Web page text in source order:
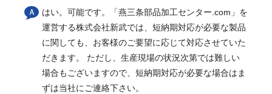
はい。可能です。「燕三条部品加工センター.com」を
運営する株式会社新武では、短納期対応が必要な製品
に関しても、お客様のご要望に応じて対応させていた
だきます。 ただし、生産現場の状況次第では難しい
場合もございますので、短納期対応が必要な場合はま
ずは当社にご連絡下さい。